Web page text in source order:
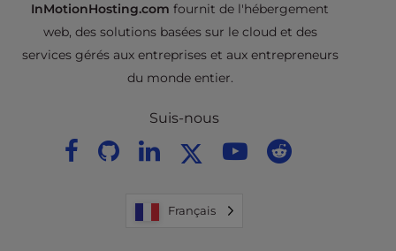
InMotionHosting.com fournit de l'hébergement
web, des solutions basées sur le cloud et des
services gérés aux entreprises et aux entrepreneurs
du monde entier.
Suis-nous
Français